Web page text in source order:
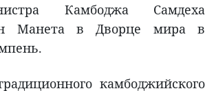
Камбоджа Самдеха
Манета в Дворце мира в
камбоджийского